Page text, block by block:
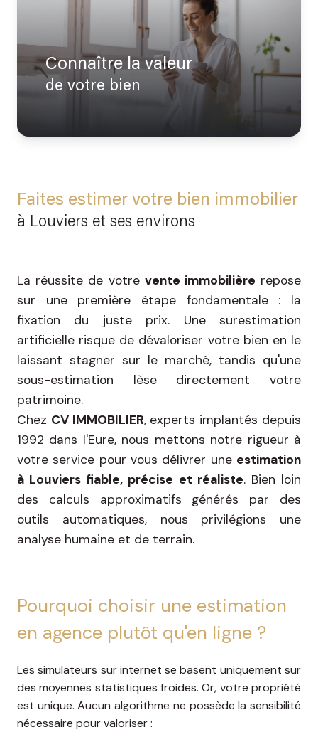
diagnostics
obligatoires
la
garantie
des
de
location
diagnostics
nos
partenaires
rejoindre
Connaître la valeur
de votre bien
Faites estimer votre bien immobilier
à Louviers et ses environs
La réussite de votre vente immobilière repose
sur une première étape fondamentale : la
fixation du juste prix. Une surestimation
artificielle risque de dévaloriser votre bien en le
laissant stagner sur le marché, tandis qu'une
sous-estimation lèse directement votre
patrimoine.
Chez CV IMMOBILIER, experts implantés depuis
1992 dans l'Eure, nous mettons notre rigueur à
votre service pour vous délivrer une estimation
à Louviers fiable, précise et réaliste. Bien loin
des calculs approximatifs générés par des
outils automatiques, nous privilégions une
analyse humaine et de terrain.
Pourquoi choisir une estimation
en agence plutôt qu'en ligne ?
Les simulateurs sur internet se basent uniquement sur
des moyennes statistiques froides. Or, votre propriété
est unique. Aucun algorithme ne possède la sensibilité
nécessaire pour valoriser :